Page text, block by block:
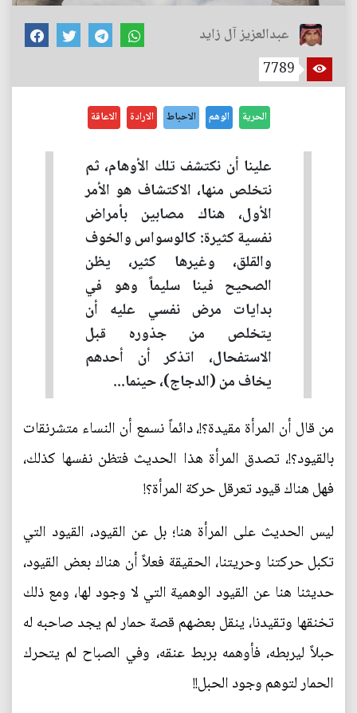
عبدالعزيز آل زايد
7789
الحرية الوهم الاحباط الارادة الاعاقة
علينا أن نكتشف تلك الأوهام، ثم
نتخلص منها، الاكتشاف هو الأمر
الأول، هناك مصابين بأمراض
نفسية كثيرة: كالوسواس والخوف
والقلق، وغيرها كثير، يظن
الصحيح فينا سليماً وهو في
بدايات مرض نفسي عليه أن
يتخلص من جذوره قبل
الاستفحال، اتذكر أن أحدهم
يخاف من (الدجاج)، حينما...
من قال أن المرأة مقيدة؟!، دائماً نسمع أن النساء متشرنقات
بالقيود؟!، تصدق المرأة هذا الحديث فتظن نفسها كذلك،
فهل هناك قيود تعرقل حركة المرأة؟!
ليس الحديث على المرأة هنا؛ بل عن القيود، القيود التي
تكبل حركتنا وحريتنا، الحقيقة فعلاً أن هناك بعض القيود،
حديثنا هنا عن القيود الوهمية التي لا وجود لها، ومع ذلك
تخنقها وتقيدنا، ينقل بعضهم قصة حمار لم يجد صاحبه له
حبلاً ليربطه، فأوهمه بربط عنقه، وفي الصباح لم يتحرك
الحمار لتوهم وجود الحبل!!